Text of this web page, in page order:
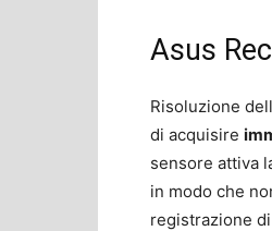
Asus
Risoluzione
di acquisire
sensore attiva
in modo che
registrazione